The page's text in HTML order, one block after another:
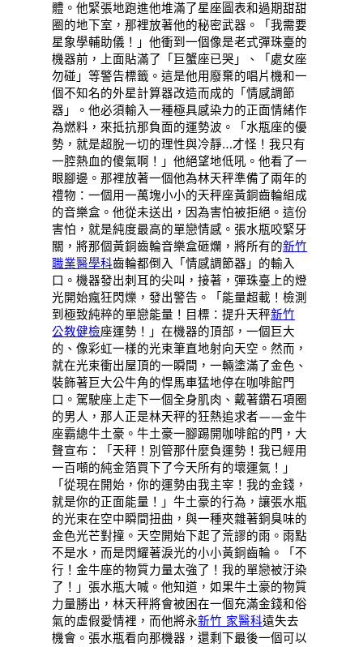
體。他緊張地跑進他堆滿了星座圖表和過期甜甜
圈的地下室，那裡放著他的秘密武器。「我需要
星象學輔助儀！」他衝到一個像是老式彈珠臺的
機器前，上面貼滿了「巨蟹座已哭」、「處女座
勿碰」等警告標籤。這是他用廢棄的唱片機和一
個不知名的外星計算器改造而成的「情感調節
器」。他必須輸入一種極具感染力的正面情緒作
為燃料，來抵抗那負面的運勢波。「水瓶座的優
勢，就是超脫一切的理性與冷靜…才怪！我只有
一腔熱血的傻氣啊！」他絕望地低吼。他看了一
眼腳邊。那裡放著一個他為林天秤準備了兩年的
禮物：一個用一萬塊小小的天秤座黃銅齒輪組成
的音樂盒。他從未送出，因為害怕被拒絕。這份
害怕，就是純度最高的單戀情感。張水瓶咬緊牙
關，將那個黃銅齒輪音樂盒砸爛，將所有的新竹
職業醫學科齒輪都倒入「情感調節器」的輸入
口。機器發出刺耳的尖叫，接著，彈珠臺上的燈
光開始瘋狂閃爍，發出警告。「能量超載！檢測
到極致純粹的單戀能量！目標：提升天秤新竹
公教健檢座運勢！」在機器的頂部，一個巨大
的、像彩虹一樣的光束筆直地射向天空。然而，
就在光束衝出屋頂的一瞬間，一輛塗滿了金色、
裝飾著巨大公牛角的悍馬車猛地停在咖啡館門
口。駕駛座上走下一個全身肌肉、戴著鑽石項圈
的男人，那人正是林天秤的狂熱追求者——金牛
座霸總牛土豪。牛土豪一腳踢開咖啡館的門，大
聲宣布：「天秤！別管那什麼負運勢！我已經用
一百噸的純金箔買下了今天所有的壞運氣！」
「從現在開始，你的運勢由我主宰！我的金錢，
就是你的正面能量！」牛土豪的行為，讓張水瓶
的光束在空中瞬間扭曲，與一種夾雜著銅臭味的
金色光芒對撞。天空開始下起了荒謬的雨。雨點
不是水，而是閃耀著淚光的小小黃銅齒輪。「不
行！金牛座的物質力量太強了！我的單戀被汙染
了！」張水瓶大喊。他知道，如果牛土豪的物質
力量勝出，林天秤將會被困在一個充滿金錢和俗
氣的虛假愛情裡，而他將永新竹 家醫科遠失去
機會。張水瓶看向那機器，還剩下最後一個可以